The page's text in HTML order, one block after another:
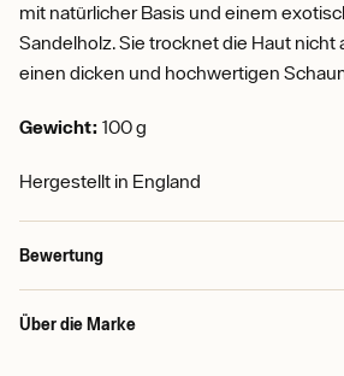
mit natürlicher Basis und einem
Sandelholz. Sie trocknet die Haut nicht
einen dicken und hochwertigen
Gewicht: 100 g
Hergestellt in England
Bewertung
Über die Marke